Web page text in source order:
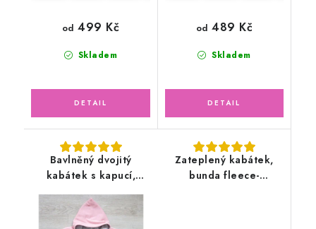
Skladem
od 499 Kč
Skladem
od 489 Kč
Bavlněný dvojitý
kabátek s kapucí,
Zateplený kabátek,
bunda fleece-